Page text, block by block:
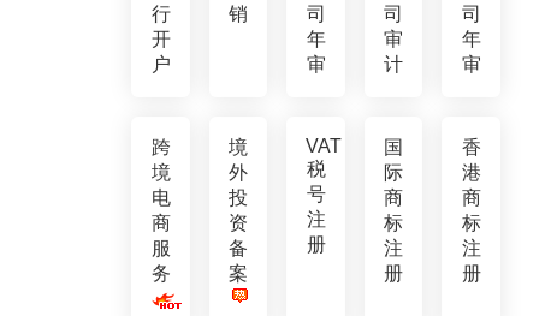
行
开
户
销
司
年
审
司
审
计
司
年
审
跨
境
电
商
服
务
境
外
投
资
备
案
VAT
税
号
注
册
国
际
商
标
注
册
香
港
商
标
注
册